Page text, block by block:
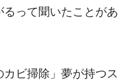
って聞いたことがあ
ビ掃除」夢が持つス